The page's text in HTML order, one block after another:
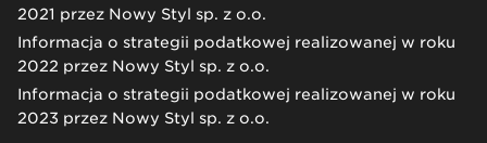
2021 przez Nowy Styl sp. z o.o.
Informacja o strategii podatkowej realizowanej w roku
2022 przez Nowy Styl sp. z o.o.
Informacja o strategii podatkowej realizowanej w roku
2023 przez Nowy Styl sp. z o.o.